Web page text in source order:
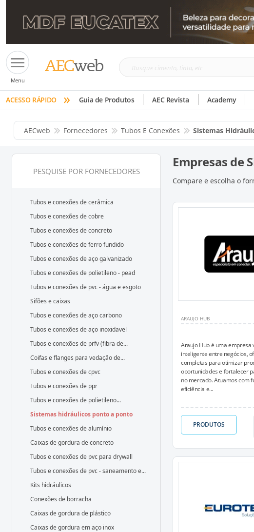
Menu
Busque
tinta,
etc
ACESSO RÁPIDO » Guia de Produtos AEC Revista Academy
AECweb Fornecedores Tubos E Conexões Sistemas
PESQUISE POR FORNECEDORES
Tubos e conexões de cerâmica
Tubos e conexões de cobre
Tubos e conexões de concreto
Tubos e conexões de ferro fundido
Tubos e conexões de aço galvanizado
Tubos e conexões de polietileno - pead
Tubos e conexões de pvc - água e esgoto
Sifões e caixas
Tubos e conexões de aço carbono
Tubos e conexões de aço inoxidavel
Tubos e conexões de prfv (fibra de...
Coifas e flanges para vedação de...
Tubos e conexões de cpvc
Tubos e conexões de ppr
Tubos e conexões de polietileno...
Sistemas hidráulicos ponto a ponto
Tubos e conexões de alumínio
Caixas de gordura de concreto
Tubos e conexões de pvc para drywall
Tubos e conexões de pvc - saneamento e...
Kits hidráulicos
Conexões de borracha
Caixas de gordura de plástico
Caixas de gordura em aço inox
Empresas de
Compare e escolha o
ARAUJO HUB
Araujo Hub é uma empresa
inteligente entre negócios,
completas para otimizar
oportunidades e fortalecer
no mercado. Atuamos com
eficiência e...
PRODUTOS